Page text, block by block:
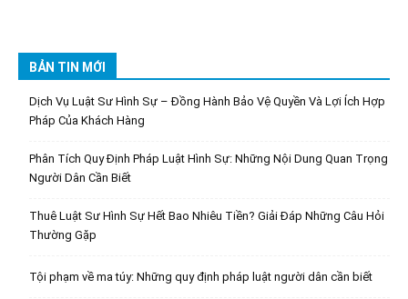
BẢN TIN MỚI
Dịch Vụ Luật Sư Hình Sự – Đồng Hành Bảo Vệ Quyền Và Lợi Ích Hợp
Pháp Của Khách Hàng
Phân Tích Quy Định Pháp Luật Hình Sự: Những Nội Dung Quan Trọng
Người Dân Cần Biết
Thuê Luật Sư Hình Sự Hết Bao Nhiêu Tiền? Giải Đáp Những Câu Hỏi
Thường Gặp
Tội phạm về ma túy: Những quy định pháp luật người dân cần biết